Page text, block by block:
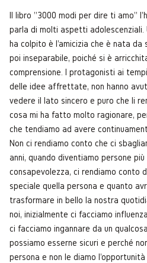
Il libro "3000 modi per dire ti amo"
parla di molti aspetti adolescenziali.
ha colpito è l'amicizia che è nata da
poi inseparabile, poiché si è
comprensione. I protagonisti ai
delle idee affrettate, non hanno
vedere il lato sincero e puro che li
cosa mi ha fatto molto ragionare,
che tendiamo ad avere
Non ci rendiamo conto che ci
anni, quando diventiamo persone
consapevolezza, ci rendiamo conto
speciale quella persona e quanto
trasformare in bello la nostra
noi, inizialmente ci facciamo
ci facciamo ingannare da un
possiamo esserne sicuri e perché
persona e non le diamo